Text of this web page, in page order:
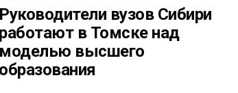
Руководители вузов Сибири
работают в Томске над
моделью высшего
образования